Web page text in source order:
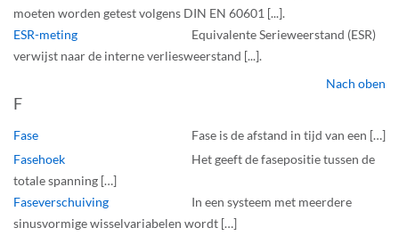
moeten worden getest volgens DIN EN 60601 [...].
ESR-meting
Equivalente Serieweerstand (ESR)
verwijst naar de interne verliesweerstand [...].
Nach oben
F
Fase
Fase is de afstand in tijd van een […]
Fasehoek
Het geeft de fasepositie tussen de
totale spanning […]
Faseverschuiving
In een systeem met meerdere
sinusvormige wisselvariabelen wordt […]